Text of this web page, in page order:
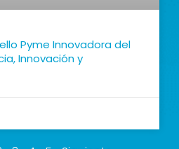
Pyme Innovadora del
Innovación y